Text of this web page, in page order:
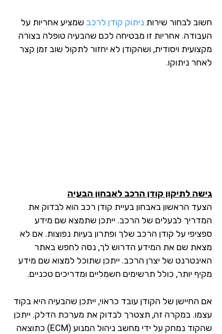
לבחור שירותניתוק קודן לרכבשמציע אחריות על
אחריות זו מבטיחה לכם שהבעיה טופלה בצורה
ויסודית, ושהקודן לא יחזור לתקול שוב זמן קצר
ניתוקו.
לתיקון קודן הרכב לאבחון הבעיה
הראשון באבחון בעיית קודן רכב הוא לבדוק את
לבעלים של הרכב. ייתכן שתמצא שם מידע
על קודן הרכב שלך ופתרון בעיות נפוצות. אם לא
שם את המידע הדרוש לך, נסה לחפש באתר
של יצרן הרכב. ייתכן שתוכל למצוא שם מידע
יותר, כולל תרשימים חשמליים ומדריכים טכניים.
החיישן של הקודן עובד כראוי, ייתכן שהבעיה היא בקוד
במקרה זה, תצטרך לבדוק את מערכת הדלק. ייתכן
שהקוד נמחק על ידי מחשב ניהול המנוע (ECM) כתוצאה